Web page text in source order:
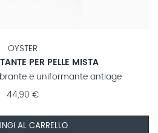
OYSTER
PER PELLE MISTA
e uniformante antiage
44,90 €
AL CARRELLO